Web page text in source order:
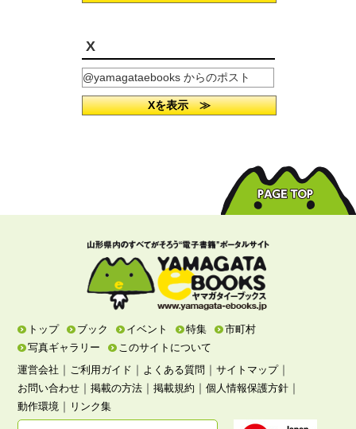
X
@yamagataebooks からのポスト
Xを表示 ≫
トップ ブック イベント 特集
市町村
写真ギャラリー
このサイトについて
運営会社 ｜ ご利用ガイド ｜ よくある質問 ｜サイトマップ｜
お問い合わせ ｜掲載の方法 ｜掲載規約 ｜個人情報保護方針 ｜
動作環境 ｜ リンク集